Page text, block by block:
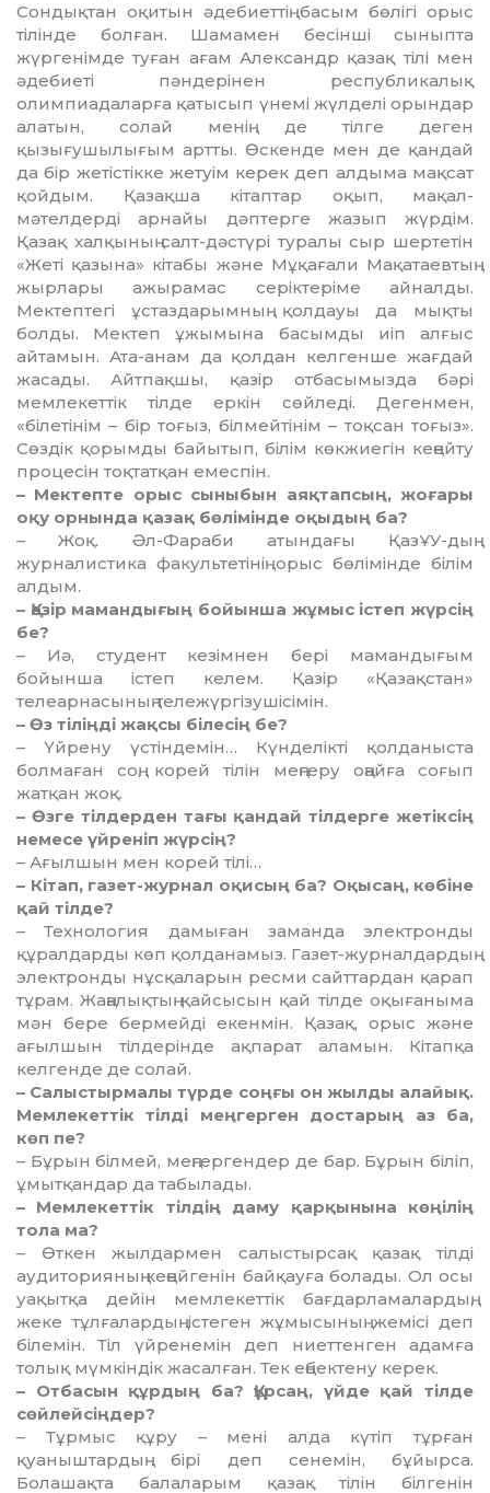
Сондықтан оқитын әдебиеттің басым бөлігі орыс
тілінде болған. Шамамен бесінші сыныпта
жүргенімде туған ағам Александр қазақ тілі мен
әдебиеті пәндерінен республикалық
олимпиадаларға қатысып үнемі жүлделі орындар
алатын, солай менің де тілге деген
қызығушылығым артты. Өскенде мен де қандай
да бір жетістікке жетуім керек деп алдыма мақсат
қойдым. Қазақша кітаптар оқып, мақал-
мәтелдерді арнайы дәптерге жазып жүрдім.
Қазақ халқының салт-дәстүрі туралы сыр шертетін
«Жеті қазына» кітабы және Мұқағали Мақатаевтың
жырлары ажырамас серіктеріме айналды.
Мектептегі ұстаздарымның қолдауы да мықты
болды. Мектеп ұжымына басымды иіп алғыс
айтамын. Ата-анам да қолдан келгенше жағдай
жасады. Айтпақшы, қазір отбасымызда бәрі
мемлекеттік тілде еркін сөйледі. Дегенмен,
«білетінім – бір тоғыз, білмейтінім – тоқсан тоғыз».
Сөздік қорымды байытып, білім көкжиегін кеңейту
процесін тоқтатқан емеспін.
– Мектепте орыс сыныбын аяқтапсың, жоғары
оқу орнында қазақ бөлімінде оқыдың ба?
– Жоқ. Әл-Фараби атындағы ҚазҰУ-дың
журналистика факультетінің орыс бөлімінде білім
алдым.
– Қазір мамандығың бойынша жұмыс істеп жүрсің
бе?
– Иә, студент кезімнен бері мамандығым
бойынша істеп келем. Қазір «Қазақстан»
телеарнасының тележүргізушісімін.
– Өз тіліңді жақсы білесің бе?
– Үйрену үстіндемін… Күнделікті қолданыста
болмаған соң, корей тілін меңгеру оңайға соғып
жатқан жоқ.
– Өзге тілдерден тағы қандай тілдерге жетіксің
немесе үйреніп жүрсің?
– Ағылшын мен корей тілі…
– Кітап, газет-журнал оқисың ба? Оқысаң, көбіне
қай тілде?
– Технология дамыған заманда электронды
құралдарды көп қолданамыз. Газет-журнал­дардың
электронды нұсқаларын ресми сайттардан қарап
тұрам. Жаңалықтың қайсысын қай тілде оқығаныма
мән бере бермейді екенмін. Қазақ, орыс және
ағылшын тілдерінде ақпарат аламын. Кітапқа
келгенде де солай.
– Салыстырмалы түрде соңғы он жылды алайық.
Мемлекеттік тілді меңгерген достарың аз ба,
көп пе?
– Бұрын білмей, меңгергендер де бар. Бұрын біліп,
ұмытқандар да табылады.
– Мемлекеттік тілдің даму қарқынына көңілің
тола ма?
– Өткен жылдармен салыстырсақ қазақ тілді
аудиторияның кеңейгенін байқауға болады. Ол осы
уақытқа дейін мемлекеттік бағдарламалардың,
жеке тұлғалардың істеген жұмысының жемісі деп
білемін. Тіл үйренемін деп ниеттенген адамға
толық мүмкіндік жасалған. Тек еңбектену керек.
– Отбасын құрдың ба? Құрсаң, үйде қай тілде
сөйлейсіңдер?
– Тұрмыс құру – мені алда күтіп тұрған
қуаныштардың бірі деп сенемін, бұйырса.
Болашақта балаларым қазақ тілін білгенін